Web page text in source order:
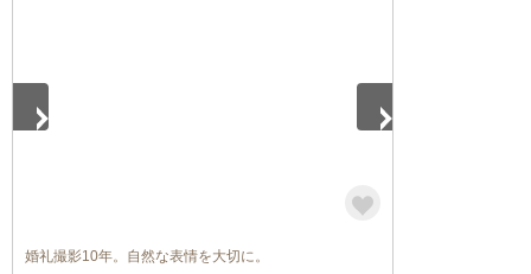
婚礼撮影10年。自然な表情を大切に。